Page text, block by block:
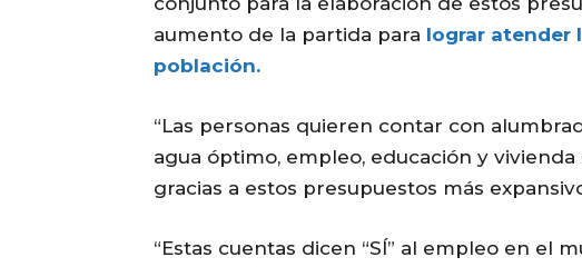
aumento de la partida para lograr atender
población.
“Las personas quieren contar con
agua óptimo, empleo, educación y
gracias a estos presupuestos más
“Estas cuentas dicen “SÍ” al empleo en el